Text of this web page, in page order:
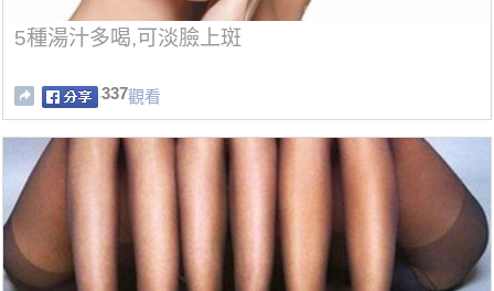
5種湯汁多喝,可淡臉上斑
337觀看